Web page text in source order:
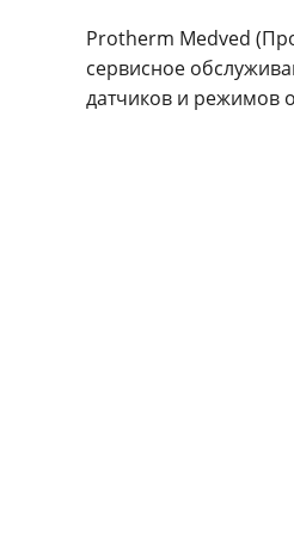
Protherm Medved
сервисное
датчиков и режимов